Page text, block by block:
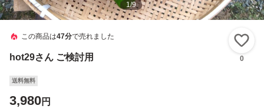
1/9
この商品は47分で売れました
hot29さん ご検討用 0
送料無料
3,980円